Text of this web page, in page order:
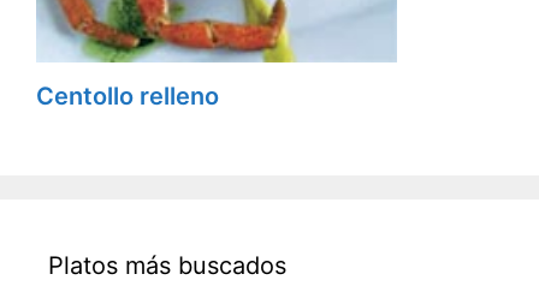
Centollo relleno
Platos más buscados